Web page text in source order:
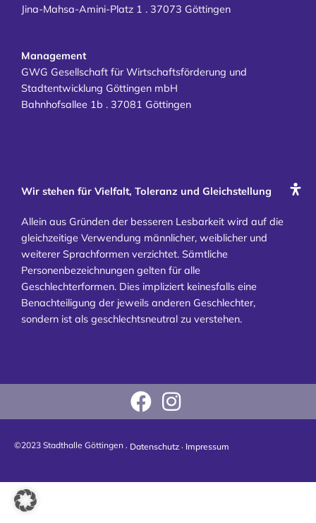
Jina-Mahsa-Amini-Platz 1 . 37073 Göttingen
Management
GWG Gesellschaft für Wirtschaftsförderung und
Stadtentwicklung Göttingen mbH
Bahnhofsallee 1b . 37081 Göttingen
Wir stehen für Vielfalt, Toleranz und Gleichstellung
Allein aus Gründen der besseren Lesbarkeit wird auf die
gleichzeitige Verwendung männlicher, weiblicher und
weiterer Sprachformen verzichtet. Sämtliche
Personenbezeichnungen gelten für alle
Geschlechterformen. Dies impliziert keinesfalls eine
Benachteiligung der jeweils anderen Geschlechter,
sondern ist als geschlechtsneutral zu verstehen.
©2023 Stadthalle Göttingen . Datenschutz . Impressum